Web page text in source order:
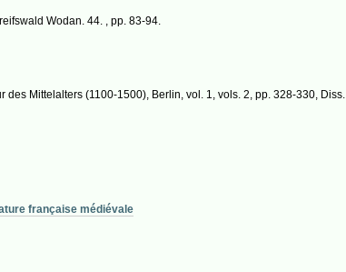
Wodan. 44. , pp. 83-94.
Mittelalters (1100-1500), Berlin, vol. 1, vols. 2, pp. 328-330, Diss.
française médiévale